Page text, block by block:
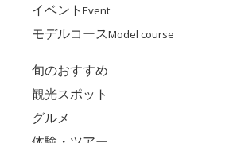
イベント Event
モデルコースModel course
旬のおすすめ
観光スポット
グルメ